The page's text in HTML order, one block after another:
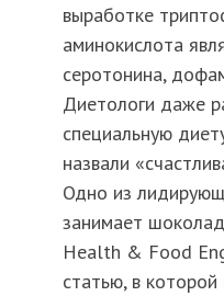
выработке
аминокислота
серотонина,
Диетологи даже
специальную
назвали
Одно из
занимает
Health & Food
статью, в